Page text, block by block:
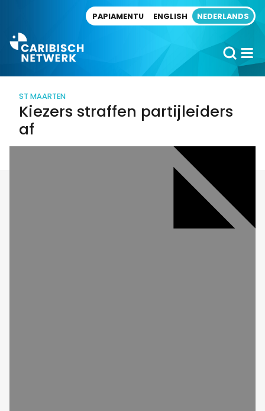
PAPIAMENTU ENGLISH NEDERLANDS
ST MAARTEN
Kiezers straffen partijleiders
af